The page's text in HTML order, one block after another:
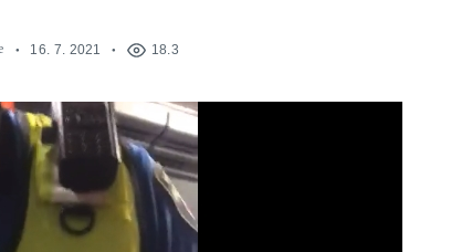
16. 7. 2021 18.3